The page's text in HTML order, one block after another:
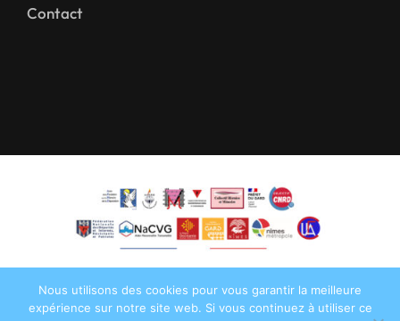
Contact
Nous utilisons des cookies pour vous garantir la meilleure
expérience sur notre site web. Si vous continuez à utiliser ce